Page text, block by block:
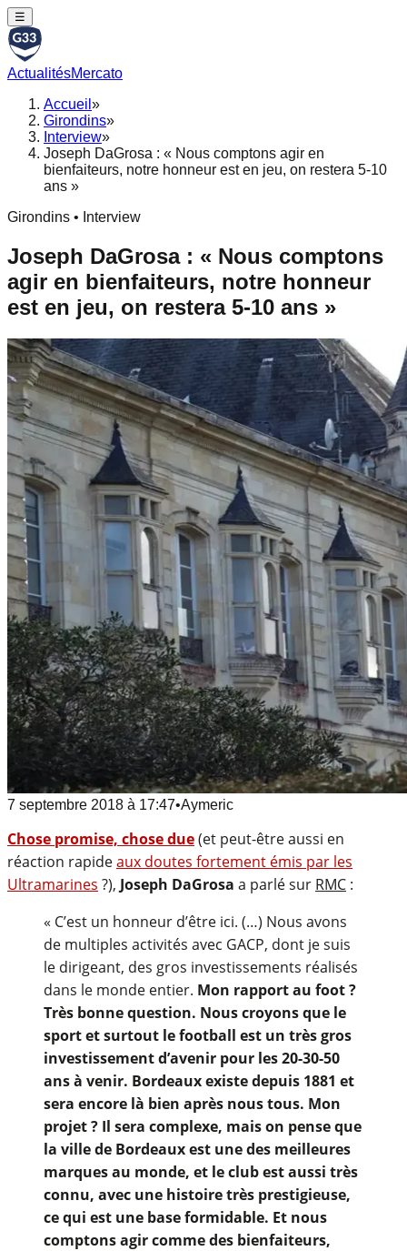
☰
ActualitésMercato
Accueil »
Girondins»
Interview»
Joseph DaGrosa : « Nous comptons agir en
bienfaiteurs, notre honneur est en jeu, on restera 5-10
ans »
Girondins • Interview
Joseph DaGrosa : « Nous comptons
agir en bienfaiteurs, notre honneur
est en jeu, on restera 5-10 ans »
7 septembre 2018 à 17:47•Aymeric
Chose promise, chose due(et peut-être aussi en
réaction rapideaux doutes fortement émis par les
Ultramarines ?), Joseph DaGrosa a parlé sur RMC :
« C’est un honneur d’être ici. (…) Nous avons
de multiples activités avec GACP, dont je suis
le dirigeant, des gros investissements réalisés
dans le monde entier. Mon rapport au foot ?
Très bonne question. Nous croyons que le
sport et surtout le football est un très gros
investissement d’avenir pour les 20-30-50
ans à venir. Bordeaux existe depuis 1881 et
sera encore là bien après nous tous. Mon
projet ? Il sera complexe, mais on pense que
la ville de Bordeaux est une des meilleures
marques au monde, et le club est aussi très
connu, avec une histoire très prestigieuse,
ce qui est une base formidable. Et nous
comptons agir comme des bienfaiteurs,